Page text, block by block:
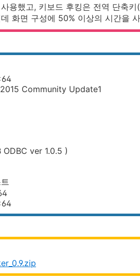
용했고, 키보드 후킹은 전역 단축
화면 구성에 50% 이상의 시간을
Community Update1
ver 1.0.5 )